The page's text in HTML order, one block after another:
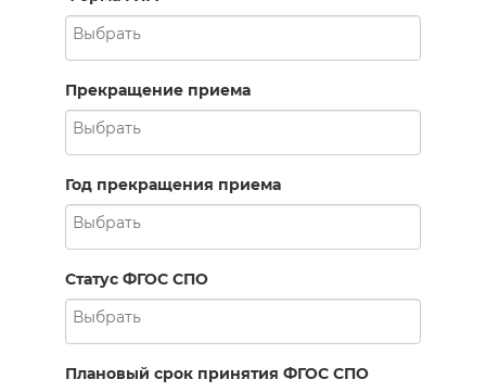
Прекращение приема
Год прекращения приема
Статус ФГОС СПО
Плановый срок принятия ФГОС СПО